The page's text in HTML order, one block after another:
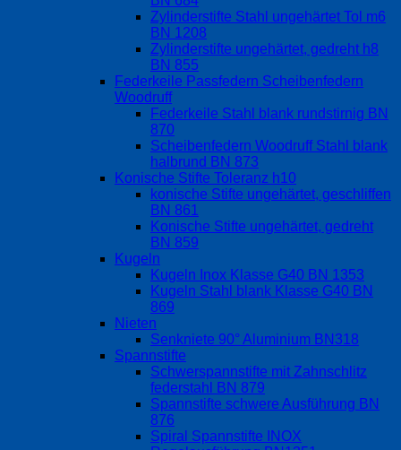
Zylinderstifte Stahl ungehärtet Tol m6
BN 1208
Zylinderstifte ungehärtet, gedreht h8
BN 855
Federkeile Passfedern Scheibenfedern
Woodruff
Federkeile Stahl blank rundstirnig BN
870
Scheibenfedern Woodruff Stahl blank
halbrund BN 873
Konische Stifte Toleranz h10
konische Stifte ungehärtet, geschliffen
BN 861
Konische Stifte ungehärtet, gedreht
BN 859
Kugeln
Kugeln Inox Klasse G40 BN 1353
Kugeln Stahl blank Klasse G40 BN
869
Nieten
Senkniete 90° Aluminium BN318
Spannstifte
Schwerspannstifte mit Zahnschlitz
federstahl BN 879
Spannstifte schwere Ausführung BN
876
Spiral Spannstifte INOX